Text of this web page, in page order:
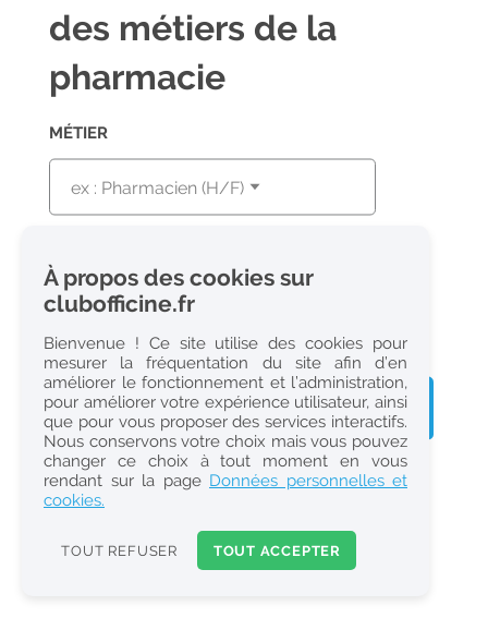
des métiers de la
pharmacie
MÉTIER
VOIR
LES
OFFRES
TROUVER
UN
CANDIDAT
ACHETER
UNE
OFFICINE
100 000+
À propos des cookies sur
clubofficine.fr
Bienvenue ! Ce site utilise des cookies pour
mesurer la fréquentation du site afin d’en
améliorer le fonctionnement et l’administration,
pour améliorer votre expérience utilisateur, ainsi
que pour vous proposer des services interactifs.
Nous conservons votre choix mais vous pouvez
changer ce choix à tout moment en vous
rendant sur la page Données personnelles et
cookies.
TOUT REFUSER TOUT ACCEPTER